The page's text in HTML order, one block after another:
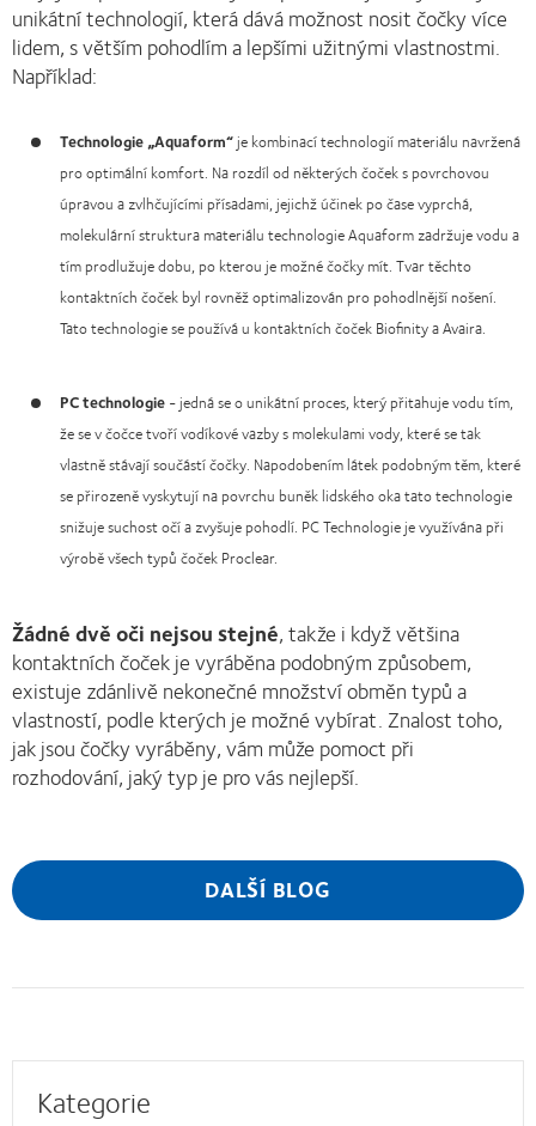
unikátní technologií, která dává možnost nosit čočky více
lidem, s větším pohodlím a lepšími užitnými vlastnostmi.
Například:
Technologie „Aquaform“ je kombinací technologií materiálu navržená
pro optimální komfort. Na rozdíl od některých čoček s povrchovou
úpravou a zvlhčujícími přísadami, jejichž účinek po čase vyprchá,
molekulární struktura materiálu technologie Aquaform zadržuje vodu a
tím prodlužuje dobu, po kterou je možné čočky mít. Tvar těchto
kontaktních čoček byl rovněž optimalizován pro pohodlnější nošení.
Tato technologie se používá u kontaktních čoček Biofinity a Avaira.
PC technologie - jedná se o unikátní proces, který přitahuje vodu tím,
že se v čočce tvoří vodíkové vazby s molekulami vody, které se tak
vlastně stávají součástí čočky. Napodobením látek podobným těm, které
se přirozeně vyskytují na povrchu buněk lidského oka tato technologie
snižuje suchost očí a zvyšuje pohodlí. PC Technologie je využívána při
výrobě všech typů čoček Proclear.
Žádné dvě oči nejsou stejné, takže i když většina
kontaktních čoček je vyráběna podobným způsobem,
existuje zdánlivě nekonečné množství obměn typů a
vlastností, podle kterých je možné vybírat. Znalost toho,
jak jsou čočky vyráběny, vám může pomoct při
rozhodování, jaký typ je pro vás nejlepší.
DALŠÍ BLOG
Kategorie